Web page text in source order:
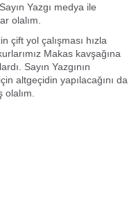
Yazgı medya ile
olalım.
yol çalışması hızla
Makas kavşağına
Sayın Yazgının
altgeçidin yapılacağını da